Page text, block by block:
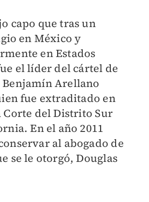
capo que tras un
en México y
en Estados
el líder del cártel de
Arellano
fue extraditado en
Corte del Distrito Sur
En el año 2011
al abogado de
se le otorgó, Douglas